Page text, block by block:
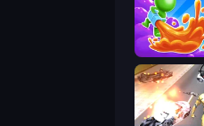
Dye Hard